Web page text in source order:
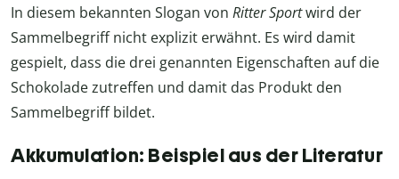
In diesem bekannten Slogan von Ritter Sportwird der
Sammelbegriff nicht explizit erwähnt. Es wird damit
gespielt, dass die drei genannten Eigenschaften auf die
Schokolade zutreffen und damit das Produkt den
Sammelbegriff bildet.
Akkumulation: Beispiel aus der Literatur